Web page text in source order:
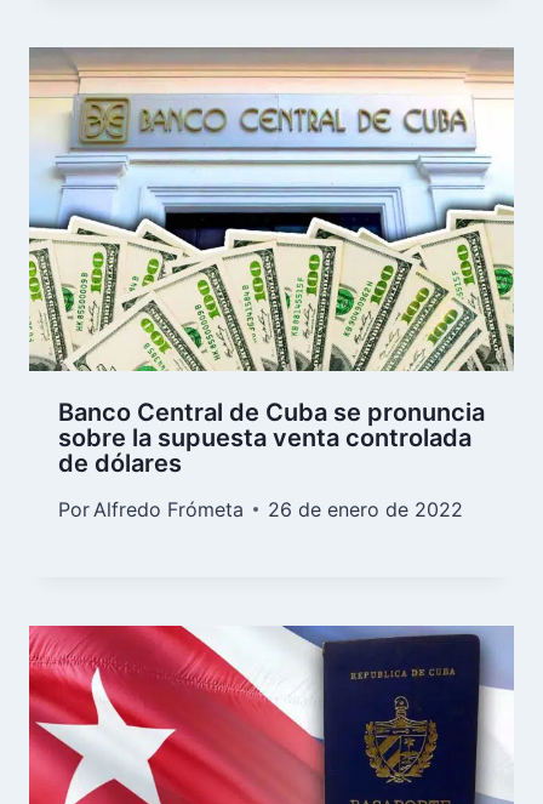
Banco Central de Cuba se pronuncia
sobre la supuesta venta controlada
de dólares
Por Alfredo Frómeta 26 de enero de 2022